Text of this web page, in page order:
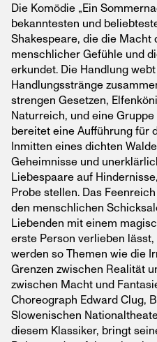
Die Komödie „Ein
bekanntesten und
Shakespeare, die die Macht
menschlicher Gefühle und
erkundet. Die Handlung
Handlungsstränge
strengen Gesetzen,
Naturreich, und eine
bereitet eine Aufführung für
Inmitten eines dichten
Geheimnisse und
Liebespaare auf
Probe stellen. Das
den menschlichen
Liebenden mit einem
erste Person verlieben
werden so Themen wie die
Grenzen zwischen Realität
zwischen Macht und
Choreograph Edward Clug,
Slowenischen
diesem Klassiker, bringt